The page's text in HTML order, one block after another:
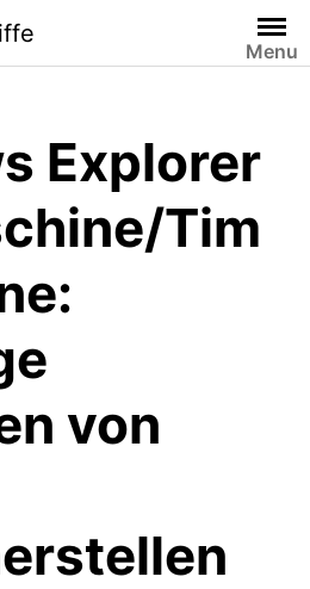
Menu
Explorer
Tim
von